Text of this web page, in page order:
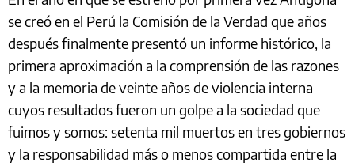
se creó en el Perú la Comisión de la Verdad que años
después finalmente presentó un informe histórico, la
primera aproximación a la comprensión de las razones
y a la memoria de veinte años de violencia interna
cuyos resultados fueron un golpe a la sociedad que
fuimos y somos: setenta mil muertos en tres gobiernos
y la responsabilidad más o menos compartida entre la